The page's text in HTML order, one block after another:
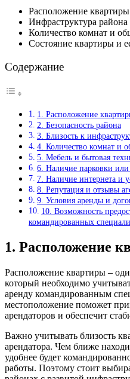
Расположение квартиры
Инфраструктура района
Количество комнат и
Состояние квартиры и
Содержание
1. Расположение
2. Безопасность района
3. Близость к
4. Количество комнат и
5. Мебель и бытовая
6. Наличие парковки или
7. Наличие интернета и
8. Репутация и отзывы
9. Условия аренды и
10. Возможность
командированных
1. Расположение
Расположение квартиры –
который необходимо
аренду командированным
местоположение поможет
арендаторов и обеспечит
Важно учитывать близость
арендатора. Чем ближе
удобнее будет
работы. Поэтому стоит